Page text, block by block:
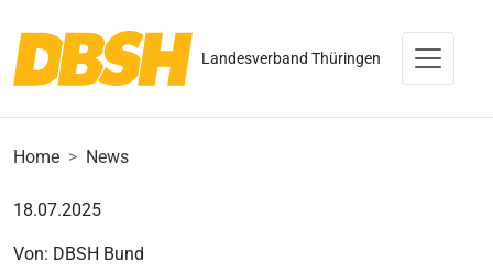
Landesverband Thüringen
Home News
18.07.2025
Von: DBSH Bund